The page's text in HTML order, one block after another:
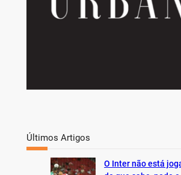
Últimos Artigos
O Inter não está